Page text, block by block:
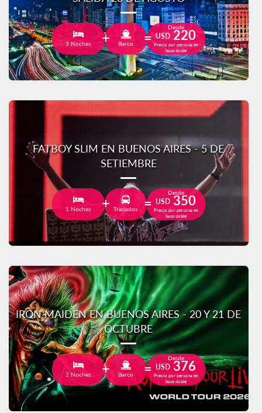
3 Noches Barco
Desde
USD 220
Precio por persona en
base doble
FATBOY SLIM EN BUENOS AIRES - 5 DE
SETIEMBRE
1 Noches Traslados
Desde
USD 350
Precio por persona en
base doble
IRON MAIDEN EN BUENOS AIRES - 20 Y 21 DE
OCTUBRE
2 Noches Barco
Desde
USD 376
Precio por persona en
base doble